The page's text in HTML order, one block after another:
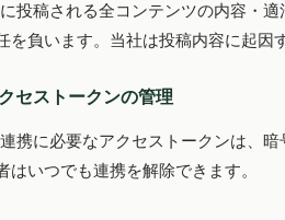
投稿される全コンテンツの内容・
を負います。当社は投稿内容に起因
セストークンの管理
携に必要なアクセストークンは、
はいつでも連携を解除できます。